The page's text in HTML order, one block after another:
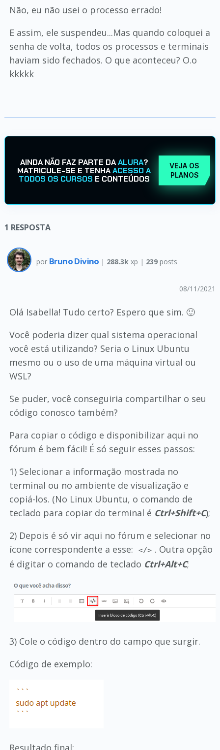
Não, eu não usei o processo errado!
E assim, ele suspendeu...Mas quando coloquei a
senha de volta, todos os processos e terminais
haviam sido fechados. O que aconteceu? O.o
kkkkk
AINDA NÃO FAZ PARTE DAALURA?
MATRICULE-SE E TENHAACESSO A
TODOS OS CURSOS E CONTEÚDOS
VEJA OS
PLANOS
1 RESPOSTA
por Bruno Divino | 288.3k xp | 239 posts
08/11/2021
Olá Isabella! Tudo certo? Espero que sim. 🙂
Você poderia dizer qual sistema operacional
você está utilizando? Seria o Linux Ubuntu
mesmo ou o uso de uma máquina virtual ou
WSL?
Se puder, você conseguiria compartilhar o seu
código conosco também?
Para copiar o código e disponibilizar aqui no
fórum é bem fácil! É só seguir esses passos:
1) Selecionar a informação mostrada no
terminal ou no ambiente de visualização e
copiá-los. (No Linux Ubuntu, o comando de
teclado para copiar do terminal é Ctrl+Shift+C);
2) Depois é só vir aqui no fórum e selecionar no
ícone correspondente a esse:
</> . Outra opção
é digitar o comando de teclado Ctrl+Alt+C;
3) Cole o código dentro do campo que surgir.
Código de exemplo:
Resultado final: